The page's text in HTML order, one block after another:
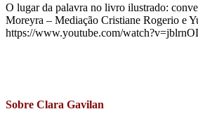
O lugar da palavra no livro ilustrado:
Moreyra – Mediação Cristiane Rogerio e
https://www.youtube.com/
Sobre Clara Gavilan